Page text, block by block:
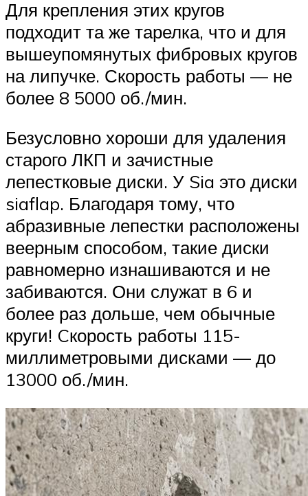
Для крепления этих кругов
подходит та же тарелка, что и для
вышеупомянутых фибровых кругов
на липучке. Скорость работы — не
более 8 5000 об./мин.
Безусловно хороши для удаления
старого ЛКП и зачистные
лепестковые диски. У Sia это диски
siaflap. Благодаря тому, что
абразивные лепестки расположены
веерным способом, такие диски
равномерно изнашиваются и не
забиваются. Они служат в 6 и
более раз дольше, чем обычные
круги! Cкорость работы 115-
миллиметровыми дисками — до
13000 об./мин.